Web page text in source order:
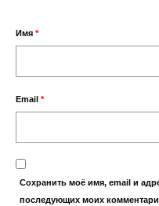
Имя *
Email *
Сохранить моё имя, email и
последующих моих